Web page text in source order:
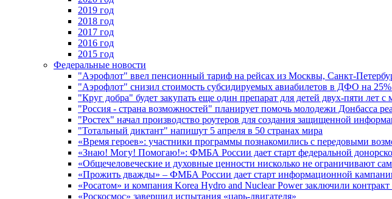
2019 год
2018 год
2017 год
2016 год
2015 год
Федеральные новости
"Аэрофлот" ввел пенсионный тариф на рейсах из Москвы, Санкт-
"Аэрофлот" снизил стоимость субсидируемых авиабилетов в ДФО на
"Круг добра" будет закупать еще один препарат для детей двух-пяти лет с
"Россия - страна возможностей" планирует помочь молодежи Донбасса
"Ростех" начал производство роутеров для создания защищенной
"Тотальный диктант" напишут 5 апреля в 50 странах мира
«Время героев»: участники программы познакомились с передовыми
«Знаю! Могу! Помогаю!»: ФМБА России дает старт федеральной
«Общечеловеческие и духовные ценности нисколько не ограничивают
«Прожить дважды» – ФМБА России дает старт информационной
«Росатом» и компания Korea Hydro and Nuclear Power заключили
«Роскосмос» завершил испытания «царь-двигателя»